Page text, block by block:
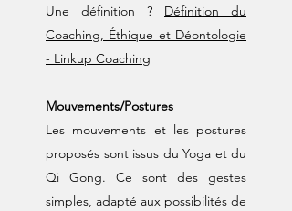
Une définition ? Définition du
Coaching, Éthique et Déontologie
- Linkup Coaching
​​Mouvements/Postures​​
Les mouvements et les postures
proposés sont issus du Yoga et du
Qi Gong. Ce sont des gestes
simples, adapté aux possibilités de